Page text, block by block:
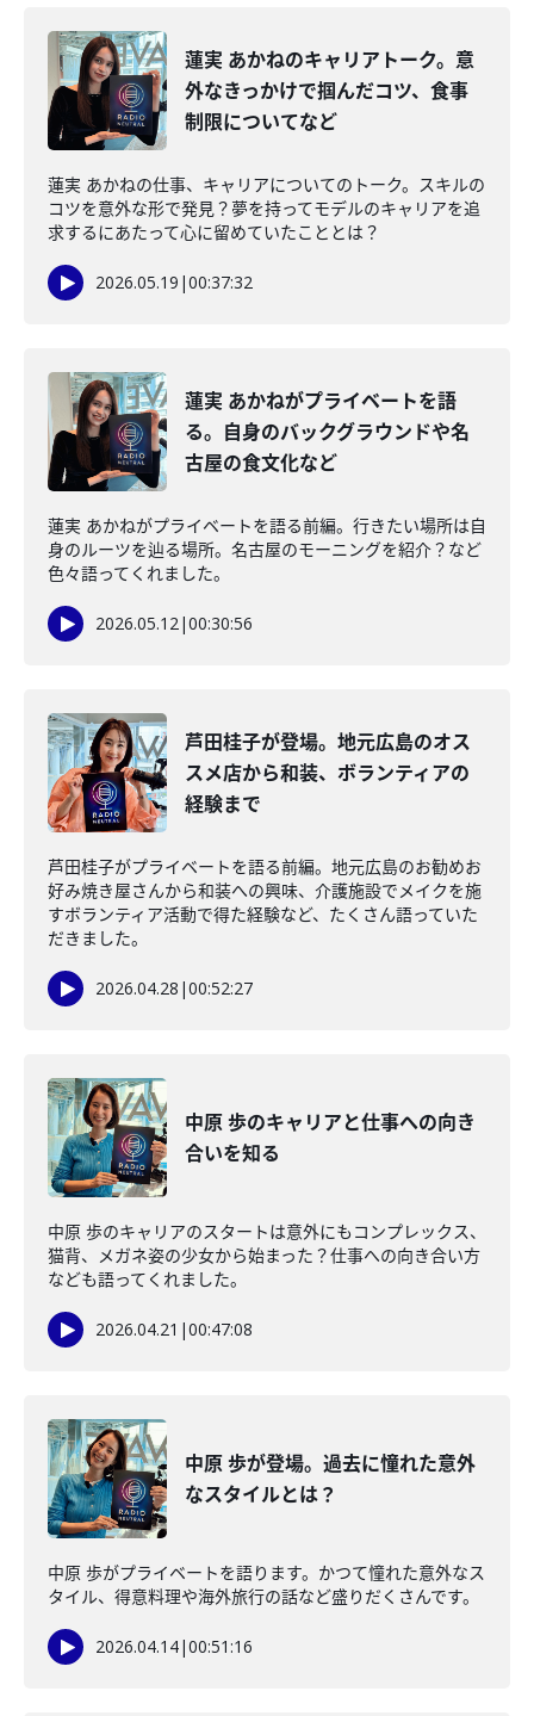
蓮実 あかねのキャリアトーク。意
外なきっかけで掴んだコツ、食事
制限についてなど
蓮実 あかねの仕事、キャリアについてのトーク。スキルの
コツを意外な形で発見？夢を持ってモデルのキャリアを追
求するにあたって心に留めていたこととは？
2026.05.19 |00:37:32
蓮実 あかねがプライベートを語
る。自身のバックグラウンドや名
古屋の食文化など
蓮実 あかねがプライベートを語る前編。行きたい場所は自
身のルーツを辿る場所。名古屋のモーニングを紹介？など
色々語ってくれました。
2026.05.12|00:30:56
芦田桂子が登場。地元広島のオス
スメ店から和装、ボランティアの
経験まで
芦田桂子がプライベートを語る前編。地元広島のお勧めお
好み焼き屋さんから和装への興味、介護施設でメイクを施
すボランティア活動で得た経験など、たくさん語っていた
だきました。
2026.04.28 |00:52:27
中原 歩のキャリアと仕事への向き
合いを知る
中原 歩のキャリアのスタートは意外にもコンプレックス、
猫背、メガネ姿の少女から始まった？仕事への向き合い方
なども語ってくれました。
2026.04.21 |00:47:08
中原 歩が登場。過去に憧れた意外
なスタイルとは？
中原 歩がプライベートを語ります。かつて憧れた意外なス
タイル、得意料理や海外旅行の話など盛りだくさんです。
2026.04.14|00:51:16